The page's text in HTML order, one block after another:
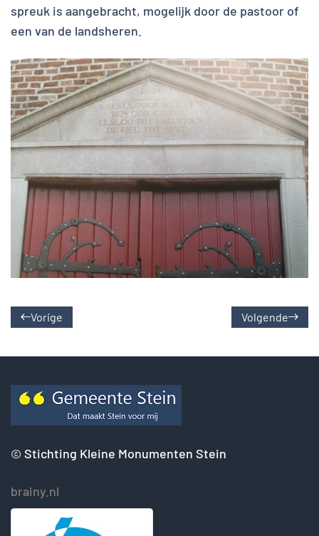
spreuk is aangebracht, mogelijk door de pastoor of
een van de landsheren.
Vorige Volgende
© Stichting Kleine Monumenten Stein
brainy.nl